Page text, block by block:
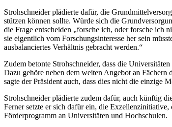
Strohschneider plädierte dafür, die
stützen können sollte. Würde sich die
die Frage entscheiden „forsche ich, oder forsche ich
sie eigentlich vom Forschungsinteresse her sein
ausbalanciertes Verhältnis gebracht werden.“
Zudem betonte Strohschneider, dass die
Dazu gehöre neben dem weiten Angebot an
sagte der Präsident auch, dass dies nicht die einzige
Strohschneider plädierte zudem dafür, auch künftig
Ferner setzte er sich dafür ein, die
Förderprogramm an Universitäten und Hochschulen.